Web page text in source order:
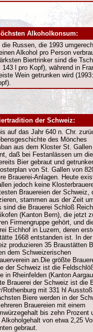
Alkoholkonsum:
die Russen, die 1993
Alkohol pro Person
Biertrinker sind die
143 l pro Kopf), während in
Wein getrunken wird
der Schweiz:
auf das Jahr 640 n. Chr.
des Mönches
aus dem Kloster St.
daß bei Festanlässen um
Bier gebraut und
von St. Gallen von
Brauerei-Anlagen. Heute
jedoch keine
Brauereien der Schweiz,
stammen aus der Zeit
sind die Brauerei Schloß
(Kanton Bern), die jetzt
Firmengruppe gehört, und
Eichhof in Luzern, deren
1668 entstanden ist. In der
produzieren 35 Braustätten
dem Schweizerischen
an.Die größte
der Schweiz ist die
in Rheinfelden (Kanton
Brauerei der Schweiz ist die
Rothenburg mit 331 hl
Biere werden in der
Brauereien mit einem
bis zehn Prozent
Alkoholgehalt von etwa 2,25
gebraut.